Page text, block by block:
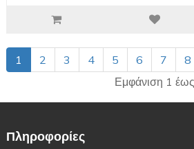
1 2 3 4 5 6 7 8
Εμφάνιση 1
Πληροφορίες